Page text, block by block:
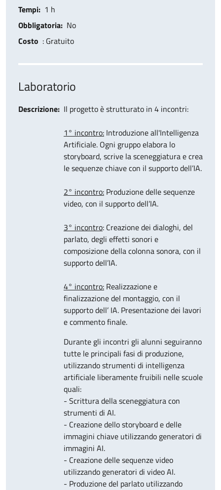
Tempi 1 h
Obbligatoria No
Costo : Gratuito
Laboratorio
Descrizione Il progettoè strutturato in 4 incontri:
1° incontro: Introduzione all'Intelligenza
Artificiale. Ogni gruppo elabora lo
storyboard, scrive la sceneggiatura e crea
le sequenze chiave con il supporto dell’IA.
2° incontro: Produzione delle sequenze
video, con il supporto dell’IA.
3° incontro: Creazione dei dialoghi, del
parlato, degli effetti sonori e
composizione della colonna sonora, con il
supporto dell’IA.
4° incontro: Realizzazione e
finalizzazione del montaggio, con il
supporto dell’ IA. Presentazione dei lavori
e commento finale.
Durante gli incontri gli alunni seguiranno
tutte le principali fasi di produzione,
utilizzando strumenti di intelligenza
artificiale liberamente fruibili nelle scuole
quali:
- Scrittura della sceneggiatura con
strumenti di AI.
- Creazione dello storyboard e delle
immagini chiave utilizzando generatori di
immagini AI.
- Creazione delle sequenze video
utilizzando generatori di video AI.
- Produzione del parlato utilizzando